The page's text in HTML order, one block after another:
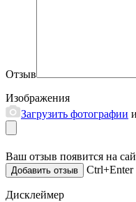
Отзыв
Изображения
Загрузить фотографии
Ваш отзыв появится на
Ctrl+Enter
Дисклеймер